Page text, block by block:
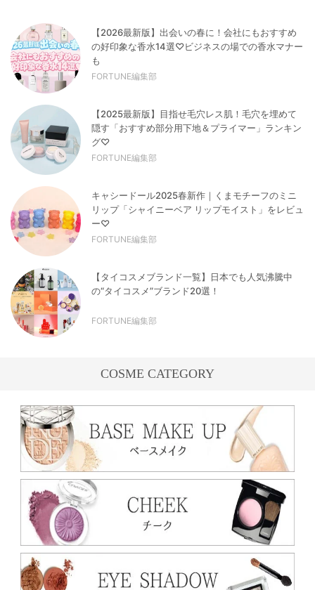
【2026最新版】出会いの春に！会社にもおすすめ
の好印象な香水14選♡ビジネスの場での香水マナー
も
FORTUNE編集部
【2025最新版】目指せ毛穴レス肌！毛穴を埋めて
隠す「おすすめ部分用下地＆プライマー」ランキン
グ♡
FORTUNE編集部
キャシードール2025春新作｜くまモチーフのミニ
リップ「シャイニーベア リップモイスト」をレビュ
ー♡
FORTUNE編集部
【タイコスメブランド一覧】日本でも人気沸騰中
の“タイコスメ”ブランド20選！
FORTUNE編集部
COSME CATEGORY